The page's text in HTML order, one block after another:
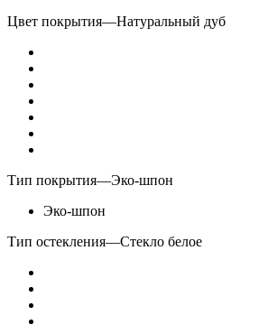
Цвет покрытия—Натуральный дуб
Тип покрытия—Эко-шпон
Эко-шпон
Тип остекления—Стекло белое